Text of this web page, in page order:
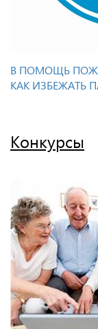
В ПОМОЩЬ
КАК ИЗБЕЖАТЬ
Конкурсы